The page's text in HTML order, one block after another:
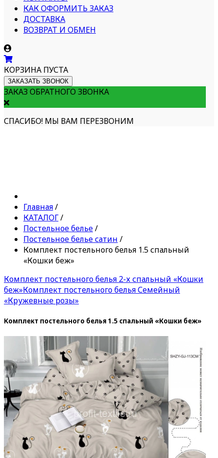
КАК ОФОРМИТЬ ЗАКАЗ
ДОСТАВКА
ВОЗВРАТ И ОБМЕН
КОРЗИНА ПУСТА
ЗАКАЗАТЬ ЗВОНОК
ЗАКАЗ ОБРАТНОГО ЗВОНКА
СПАСИБО! МЫ ВАМ ПЕРЕЗВОНИМ
Главная/
КАТАЛОГ/
Постельное белье/
Постельное белье сатин /
Комплект постельного белья 1.5 спальный
«Кошки беж»
Комплект постельного белья 2-х спальный «Кошки
беж»Комплект постельного белья Семейный
«Кружевные розы»
Комплект постельного белья 1.5 спальный «Кошки беж»